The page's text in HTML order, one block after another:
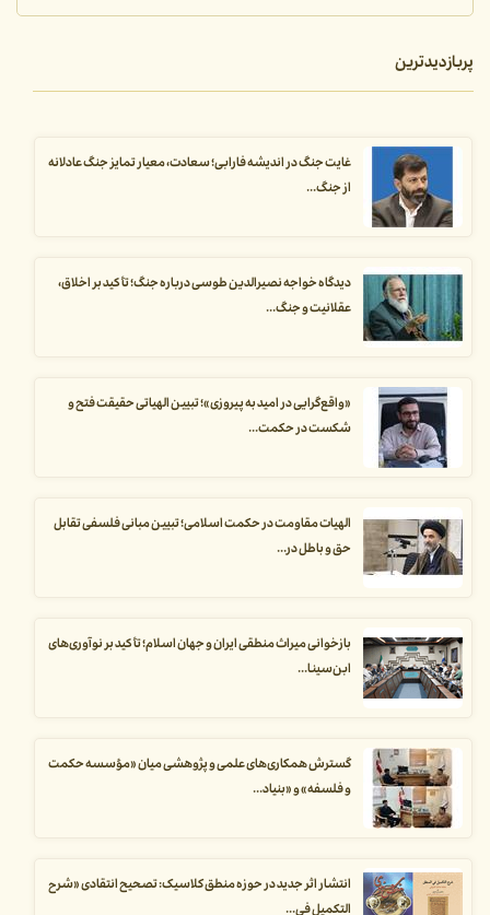
پربازدیدترین
غایت جنگ در اندیشه فارابی؛ سعادت، معیار تمایز جنگ عادلانه
از جنگ...
دیدگاه خواجه نصیرالدین طوسی درباره جنگ؛ تأکید بر اخلاق،
عقلانیت و جنگ...
«واقع‌گرایی در امید به پیروزی»؛ تبیین الهیاتی حقیقت فتح و
شکست در حکمت...
الهیات مقاومت در حکمت اسلامی؛ تبیین مبانی فلسفی تقابل
حق و باطل در...
بازخوانی میراث منطقی ایران و جهان اسلام؛ تأکید بر نوآوری‌های
ابن‌سینا...
گسترش همکاری‌های علمی و پژوهشی میان «مؤسسه حکمت
و فلسفه» و «بنیاد...
انتشار اثر جدید در حوزه منطق کلاسیک: تصحیح انتقادی «شرح